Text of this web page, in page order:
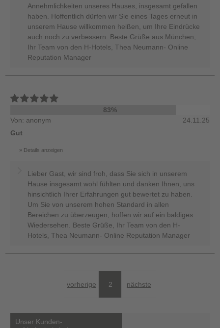
Annehmlichkeiten unseres Hauses, insgesamt gefallen
haben. Hoffentlich dürfen wir Sie eines Tages erneut in
unserem Hause willkommen heißen, um Ihre Eindrücke
auch noch zu verbessern. Beste Grüße aus München,
Ihr Team von den H-Hotels, Thea Neumann- Online
Reputation Manager
83%
Von: anonym
24.11.25
Gut
Details anzeigen
Lieber Gast, wir sind froh, dass Sie sich in unserem
Hause insgesamt wohl fühlten und danken Ihnen, uns
hinsichtlich Ihrer Erfahrungen gut bewertet zu haben.
Um Sie von unserem hohen Standard in allen
Bereichen zu überzeugen, hoffen wir auf ein baldiges
Wiedersehen. Beste Grüße, Ihr Team von den H-
Hotels, Thea Neumann- Online Reputation Manager
vorherige 2 nächste
Unser Kunden-